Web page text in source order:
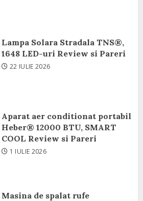
Lampa Solara Stradala TNS®,
1648 LED-uri Review si Pareri
22 IULIE 2026
Aparat aer conditionat portabil
Heber® 12000 BTU, SMART
COOL Review si Pareri
1 IULIE 2026
Masina de spalat rufe